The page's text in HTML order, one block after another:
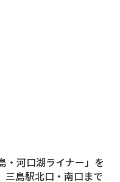
・河口湖ライナー」を
三島駅北口・南口まで